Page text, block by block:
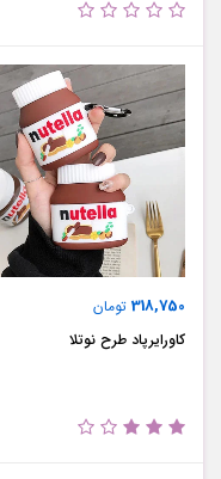
318,750 تومان
کاورایرپاد طرح نوتلا